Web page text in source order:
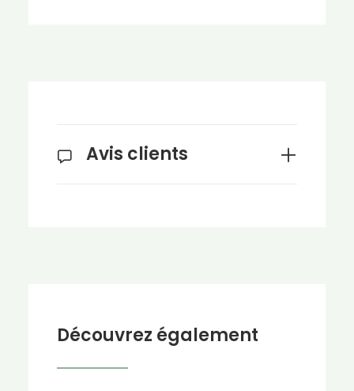
Avis clients
Découvrez également